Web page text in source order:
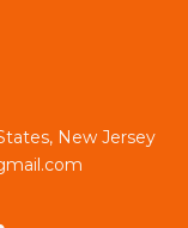
New Jersey